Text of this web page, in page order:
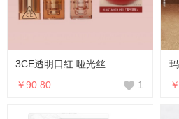
3CE透明口红 哑光丝...
￥90.80
1